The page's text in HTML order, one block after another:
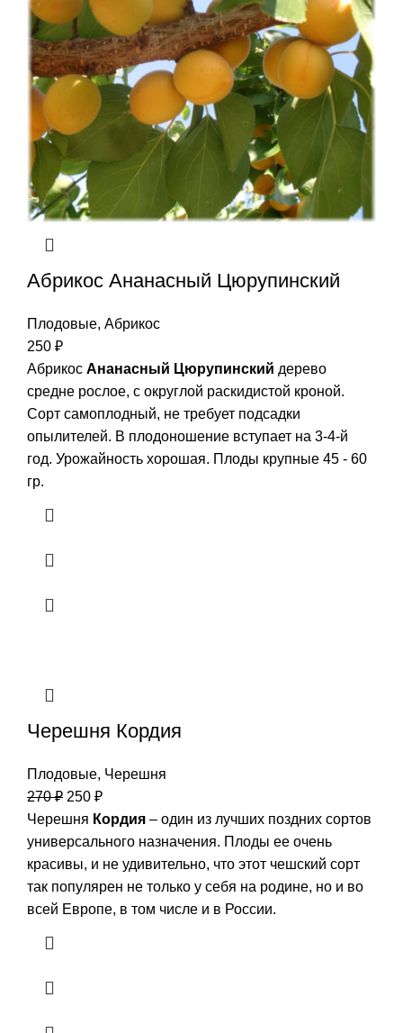
Абрикос Ананасный Цюрупинский
Плодовые, Абрикос
250 ₽
Абрикос Ананасный Цюрупинский дерево
средне рослое, с округлой раскидистой кроной.
Сорт самоплодный, не требует подсадки
опылителей. В плодоношение вступает на 3-4-й
год. Урожайность хорошая. Плоды крупные 45 - 60
гр.
Черешня Кордия
Плодовые, Черешня
270₽ 250 ₽
Черешня Кордия – один из лучших поздних сортов
универсального назначения. Плоды ее очень
красивы, и не удивительно, что этот чешский сорт
так популярен не только у себя на родине, но и во
всей Европе, в том числе и в России.